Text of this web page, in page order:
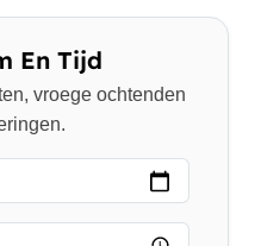
En Tijd
vroege ochtenden